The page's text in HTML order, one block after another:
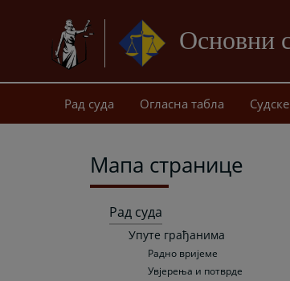
Основни
Рад суда Огласна табла
Мапа странице
Рад суда
Упуте грађанима
Радно вријеме
Увјерења и потврде